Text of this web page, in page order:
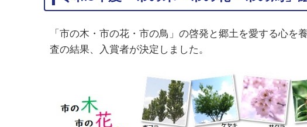
「市の木・市の花・市の鳥」の啓発と郷土を愛する心を
査の結果、入賞者が決定しました。